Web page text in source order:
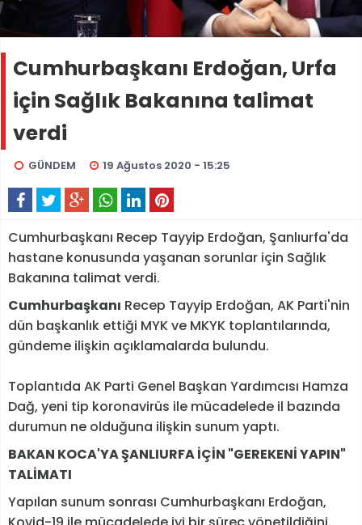
Cumhurbaşkanı Erdoğan, Urfa
için Sağlık Bakanına talimat
verdi
GÜNDEM 19 Ağustos 2020 - 15:25
Cumhurbaşkanı Recep Tayyip Erdoğan, Şanlıurfa'da
hastane konusunda yaşanan sorunlar için Sağlık
Bakanına talimat verdi.
Cumhurbaşkanı Recep Tayyip Erdoğan, AK Parti'nin
dün başkanlık ettiği MYK ve MKYK toplantılarında,
gündeme ilişkin açıklamalarda bulundu.
Toplantıda AK Parti Genel Başkan Yardımcısı Hamza
Dağ, yeni tip koronavirüs ile mücadelede il bazında
durumun ne olduğuna ilişkin sunum yaptı.
BAKAN KOCA'YA ŞANLIURFA İÇİN "GEREKENİ YAPIN"
TALİMATI
Yapılan sunum sonrası Cumhurbaşkanı Erdoğan,